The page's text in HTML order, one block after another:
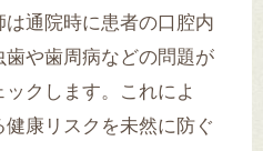
通院時に患者の口腔内
や歯周病などの問題が
クします。これによ
康リスクを未然に防ぐ